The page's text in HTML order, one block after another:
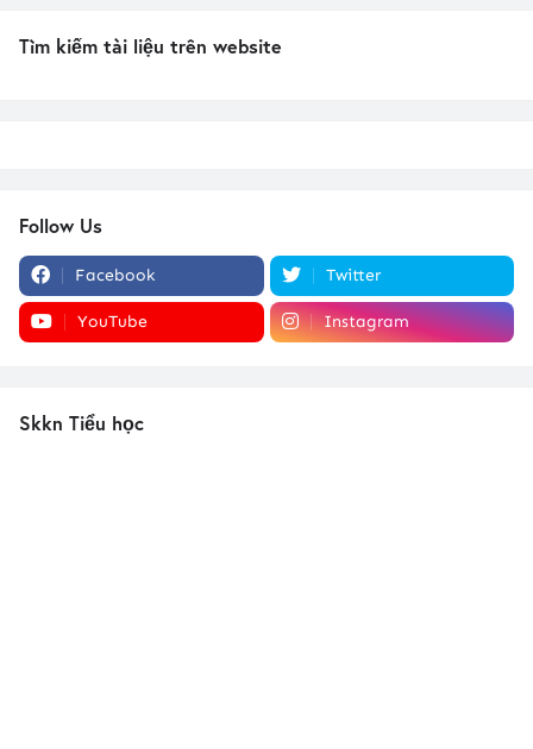
Tìm kiếm tài liệu trên website
Follow Us
Facebook Twitter
YouTube Instagram
Skkn Tiểu học